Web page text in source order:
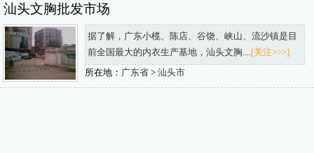
汕头文胸批发市场
据了解，广东小榄、陈店、谷饶、峡山、流沙镇是目
前全国最大的内衣生产基地，汕头文胸....[关注>>>]
所在地： 广东省> 汕头市